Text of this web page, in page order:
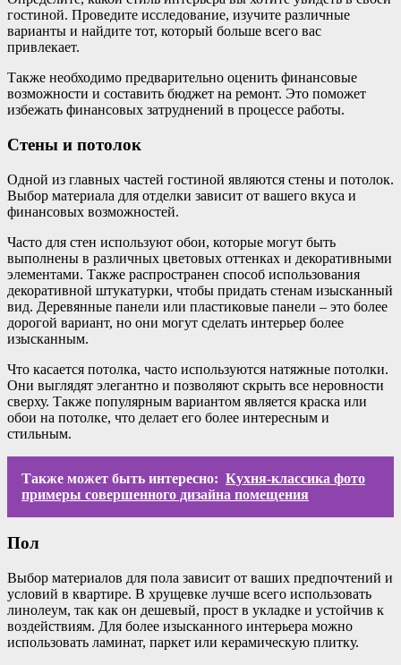
гостиной. Проведите исследование, изучите различные
варианты и найдите тот, который больше всего вас
привлекает.
Также необходимо предварительно оценить финансовые
возможности и составить бюджет на ремонт. Это поможет
избежать финансовых затруднений в процессе работы.
Стены и потолок
Одной из главных частей гостиной являются стены и потолок.
Выбор материала для отделки зависит от вашего вкуса и
финансовых возможностей.
Часто для стен используют обои, которые могут быть
выполнены в различных цветовых оттенках и декоративными
элементами. Также распространен способ использования
декоративной штукатурки, чтобы придать стенам изысканный
вид. Деревянные панели или пластиковые панели – это более
дорогой вариант, но они могут сделать интерьер более
изысканным.
Что касается потолка, часто используются натяжные потолки.
Они выглядят элегантно и позволяют скрыть все неровности
сверху. Также популярным вариантом является краска или
обои на потолке, что делает его более интересным и
стильным.
Также может быть интересно: Кухня-классика фото
примеры совершенного дизайна помещения
Пол
Выбор материалов для пола зависит от ваших предпочтений и
условий в квартире. В хрущевке лучше всего использовать
линолеум, так как он дешевый, прост в укладке и устойчив к
воздействиям. Для более изысканного интерьера можно
использовать ламинат, паркет или керамическую плитку.